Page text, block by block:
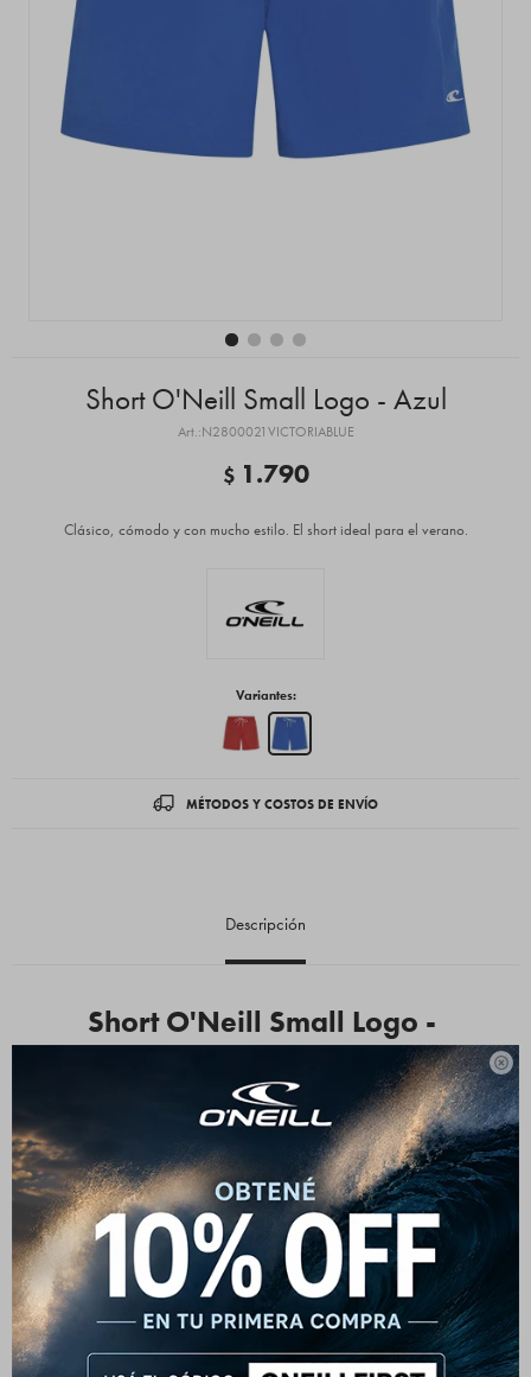

Short O'Neill Small Logo - Azul
N2800021VICTORIABLUE
$ 1.790
Clásico, cómodo y con mucho estilo. El short ideal para el verano.
Variantes:
MÉTODOS Y COSTOS DE ENVÍO
Descripción
Short O'Neill Small Logo -
Estilo clásico con un color
impactante
Este short de baño O'Neill combina un diseño simple con
un toque vibrante que no pasa desapercibido. Perfecto
para quienes prefieren un look limpio pero con
personalidad.
Comodidad para todo el día
Su cintura elástica con cordón ajustable y su calce
relajado aseguran comodidad tanto dentro como fuera